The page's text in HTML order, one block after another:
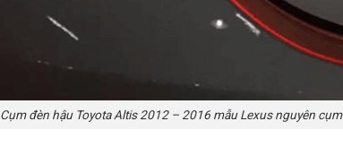
Cụm đèn hậu Toyota Altis 2012 – 2016 mẫu Lexus nguyên cụm